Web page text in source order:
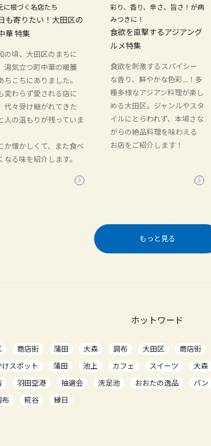
に根づく名店たち
も寄りたい！大田区の
華 特集
の頃、大田区のまちに
湯気立つ町中華の暖簾
ちこちにありました。
変わらず愛される店に
代々受け継がれてきた
人の温もりが残っていま
か懐かしくて、また食べ
なる味を紹介します。
彩り、香り、辛さ、旨さ！が病
みつきに！
食欲を直撃するアジアング
ルメ特集
食欲を刺激するスパイシー
な香り、鮮やかな色彩…！多
種多様なアジアン料理が楽し
める大田区。ジャンルやスタ
イルにとらわれず、本場さな
がらの絶品料理を味わえる
お店をご紹介します！
もっと見る
ホットワード
商店街 蒲田 大森 調布 大田区 商店街
けスポット
蒲田 池上 カフェ スイーツ 大森
羽田空港 抽選会 洗足池 おおたの逸品 パン
布
糀谷 縁日